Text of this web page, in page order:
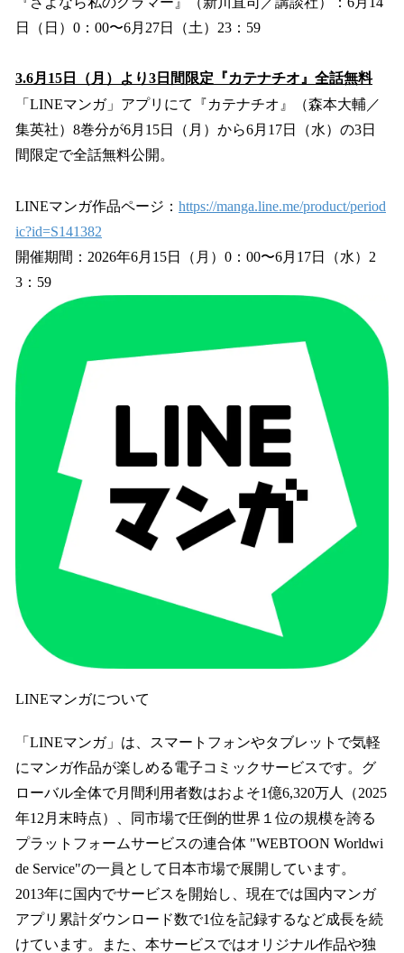
日（日）0：00〜6月27日（土）23：59
3.6月15日（月）より3日間限定『カテナチオ』全話無料
「LINEマンガ」アプリにて『カテナチオ』（森本大輔／
集英社）8巻分が6月15日（月）から6月17日（水）の3日
間限定で全話無料公開。
LINEマンガ作品ページ： https://manga.line.me/product/period
ic?id=S141382
開催期間：2026年6月15日（月）0：00〜6月17日（水）2
3：59
LINEマンガについて
「LINEマンガ」は、スマートフォンやタブレットで気軽
にマンガ作品が楽しめる電子コミックサービスです。グ
ローバル全体で月間利用者数はおよそ1億6,320万人（2025
年12月末時点）、同市場で圧倒的世界１位の規模を誇る
プラットフォームサービスの連合体 "WEBTOON Worldwi
de Service"の一員として日本市場で展開しています。
2013年に国内でサービスを開始し、現在では国内マンガ
アプリ累計ダウンロード数で1位を記録するなど成長を続
けています。また、本サービスではオリジナル作品や独